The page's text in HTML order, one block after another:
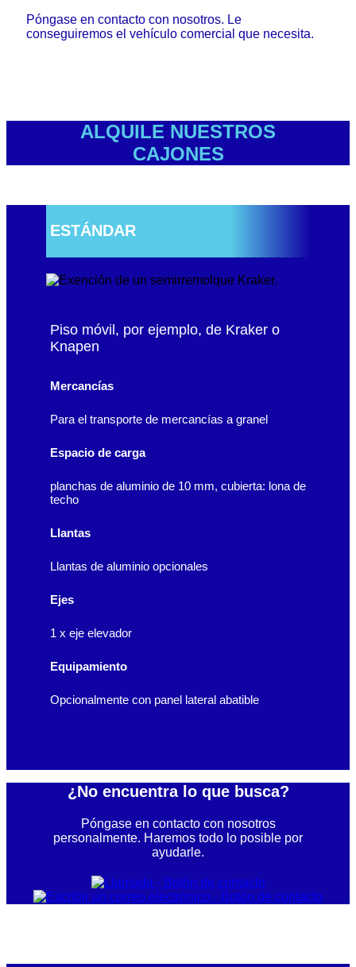
Póngase en contacto con nosotros. Le
conseguiremos el vehículo comercial que necesita.
ALQUILE NUESTROS
CAJONES
ESTÁNDAR
Piso móvil, por ejemplo, de Kraker o
Knapen
Mercancías
Para el transporte de mercancías a granel
Espacio de carga
planchas de aluminio de 10 mm, cubierta: lona de
techo
Llantas
Llantas de aluminio opcionales
Ejes
1 x eje elevador
Equipamiento
Opcionalmente con panel lateral abatible
¿No encuentra lo que busca?
Póngase en contacto con nosotros
personalmente. Haremos todo lo posible por
ayudarle.